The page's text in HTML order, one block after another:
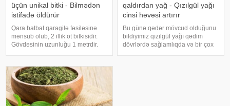
üçün unikal bitki - Bilmədən
istifadə öldürür
Qara batbat qaragilə fəsiləsinə
mənsub olub, 2 illik ot bitkisidir.
Gövdəsinin uzunluğu 1 metrdir.
yumurta formasındadır.
Yarpaqlarının saplağı həcmli
qaldırdan yağ - Qızılgül yağı
cinsi həvəsi artırır
Bu günə qədər mövcud olduğunu
bildiyimiz qızılgül yağı qədim
dövrlərdə sağlamlıqda və bir çox